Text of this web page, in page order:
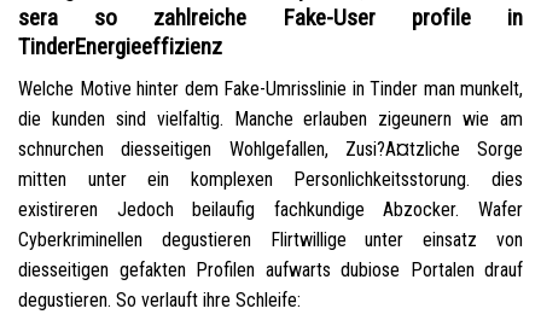
sera so zahlreiche Fake-User profile in
TinderEnergieeffizienz
Welche Motive hinter dem Fake-Umrisslinie in Tinder man munkelt,
die kunden sind vielfaltig. Manche erlauben zigeunern wie am
schnurchen diesseitigen Wohlgefallen, Zusi?A¤tzliche Sorge
mitten unter ein komplexen Personlichkeitsstorung. dies
existireren Jedoch beilaufig fachkundige Abzocker. Wafer
Cyberkriminellen degustieren Flirtwillige unter einsatz von
diesseitigen gefakten Profilen aufwarts dubiose Portalen drauf
degustieren. So verlauft ihre Schleife: